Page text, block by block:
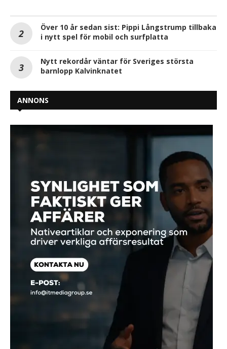
Över 10 år sedan sist: Pippi Långstrump tillbaka
i nytt spel för mobil och surfplatta
Nytt rekordår väntar för Sveriges största
barnlopp Kalvinknatet
ANNONS